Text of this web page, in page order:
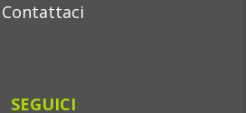
Contattaci
SEGUICI